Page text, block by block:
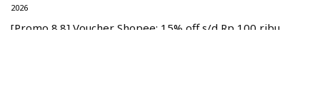
2026
[Promo 8.8] Voucher Shopee: 15% off s/d Rp 100 ribu